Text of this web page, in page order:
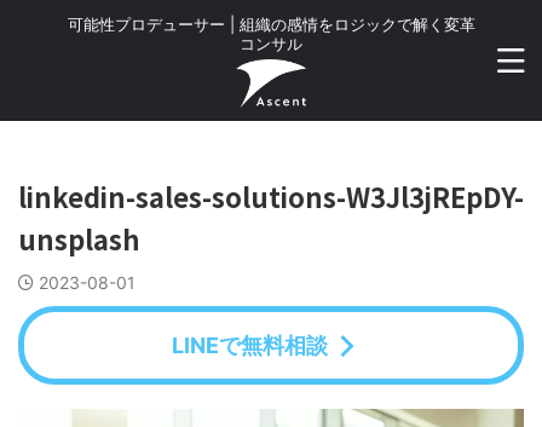
可能性プロデューサー | 組織の感情をロジックで解く変革
コンサル
linkedin-sales-solutions-W3Jl3jREpDY-
unsplash
2023-08-01
LINEで無料相談